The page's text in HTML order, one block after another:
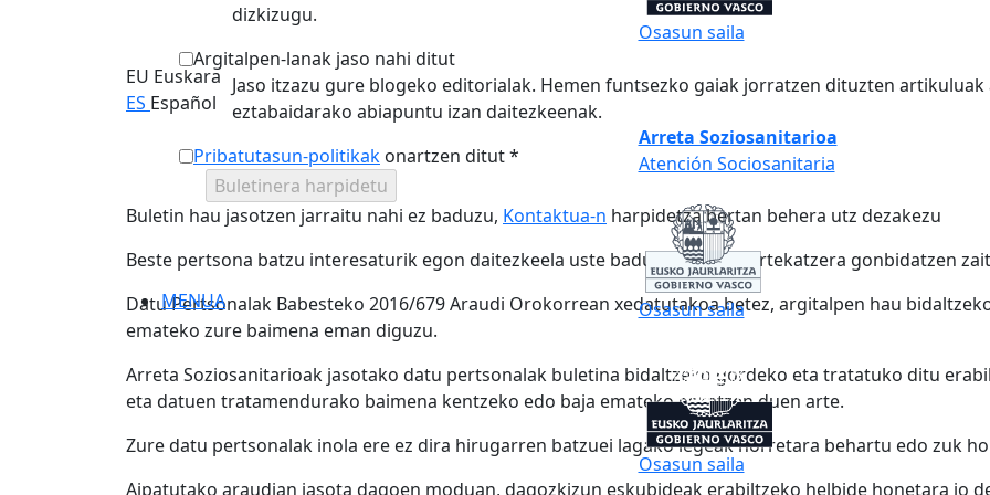
Osasun saila
EU Euskara
ES Español
MENUA
Arreta Soziosanitarioa
Atención Sociosanitaria
Osasun saila
Osasun saila
dizkizugu.
Argitalpen-lanak jaso nahi ditut
Jaso itzazu gure blogeko editorialak. Hemen funtsezko gaiak jorratzen dituzten
eztabaidarako abiapuntu izan daitezkeenak.
Pribatutasun-politikak onartzen ditut *
Buletin hau jasotzen jarraitu nahi ez baduzu, Kontaktua-n harpidetza bertan behera utz dezakezu
Beste pertsona batzu interesaturik egon daitezkeela uste baduzu edukia partekatzera gonbidatzen
Datu Pertsonalak Babesteko 2016/679 Araudi Orokorrean xedatutakoa betez, argitalpen hau
emateko zure baimena eman diguzu.
Arreta Soziosanitarioak jasotako datu pertsonalak buletina bidaltzeko gordeko eta tratatuko ditu
eta datuen tratamendurako baimena kentzeko edo baja emateko eskatzen duen arte.
Zure datu pertsonalak inola ere ez dira hirugarren batzuei lagako legeak horretara behartu edo zuk
Aipatutako araudian jasota dagoen moduan, dagozkizun eskubideak erabiltzeko helbide honetara jo